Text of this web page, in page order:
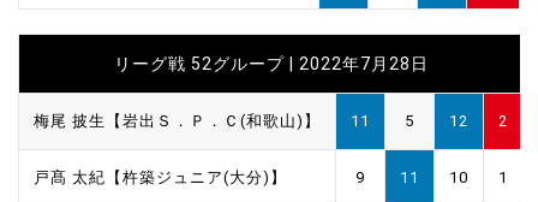
リーグ戦 52グループ | 2022年7月28日
梅尾 披生【岩出Ｓ．Ｐ．Ｃ(和歌山)】 11 5 12 2
戸髙 太紀【杵築ジュニア(大分)】 9 11 10 1